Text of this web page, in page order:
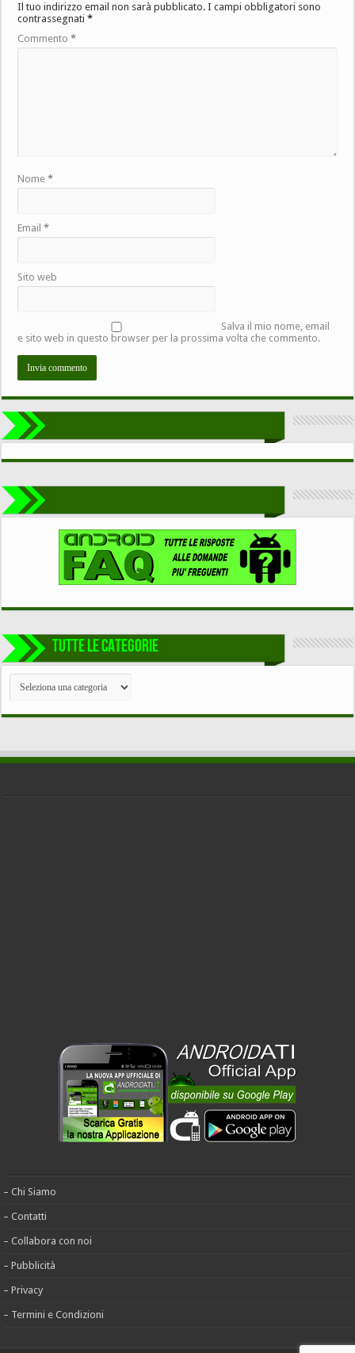
Il tuo indirizzo email non sarà pubblicato. I campi obbligatori sono
contrassegnati*
Commento*
Nome*
Email*
Sito web
Salva il mio nome, email
e sito web in questo browser per la prossima volta che commento.
TUTTE LE CATEGORIE
TUTTE
CATEGORIE
– Chi Siamo
– Contatti
– Collabora con noi
– Pubblicità
– Privacy
– Termini e Condizioni